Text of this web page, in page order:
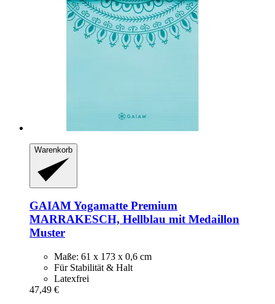
Warenkorb
GAIAMYogamatte Premium
MARRAKESCH, Hellblau mit Medaillon
Muster
Maße: 61 x 173 x 0,6 cm
Für Stabilität & Halt
Latexfrei
47,49 €